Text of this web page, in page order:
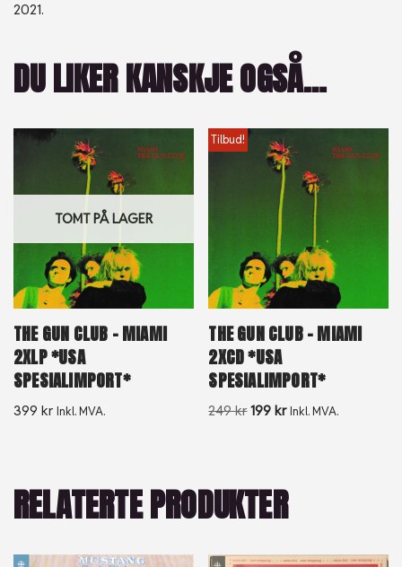
2021.
DU LIKER KANSKJE OGSÅ…
TOMT PÅ LAGER
THE GUN CLUB – MIAMI
2XLP *USA
SPESIALIMPORT*
399 kr Inkl. MVA.
Tilbud!
THE GUN CLUB – MIAMI
2XCD *USA
SPESIALIMPORT*
249kr 199 kr Inkl. MVA.
RELATERTE PRODUKTER